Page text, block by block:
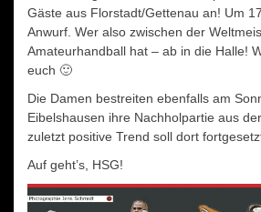
Gäste aus Florstadt/Gettenau an! Um
Anwurf. Wer also zwischen der
Amateurhandball hat – ab in die Halle!
euch 🙂
Die Damen bestreiten ebenfalls am
Eibelshausen ihre Nachholpartie aus
zuletzt positive Trend soll dort
Auf geht’s, HSG!